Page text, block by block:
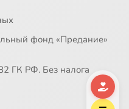
фонд «Предание»
ГК РФ. Без налога